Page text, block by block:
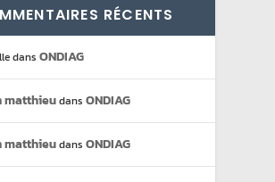
RÉCENTS
dansONDIAG
matthieudansONDIAG
matthieudansONDIAG